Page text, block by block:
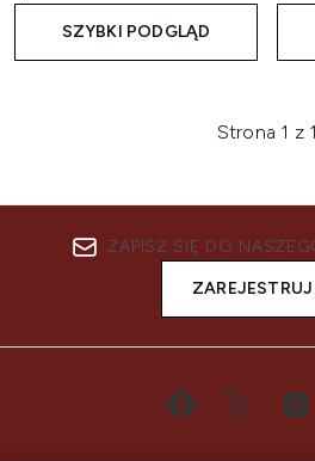
SZYBKI PODGLĄD
Strona 1 z 1
ZAPISZ SIĘ DO
ZAREJESTRUJ